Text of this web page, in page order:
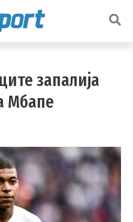
запалија
Мбапе